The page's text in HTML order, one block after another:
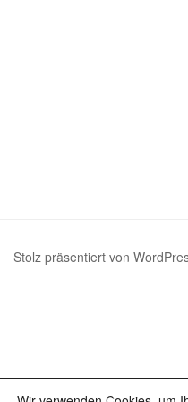
Stolz präsentiert von